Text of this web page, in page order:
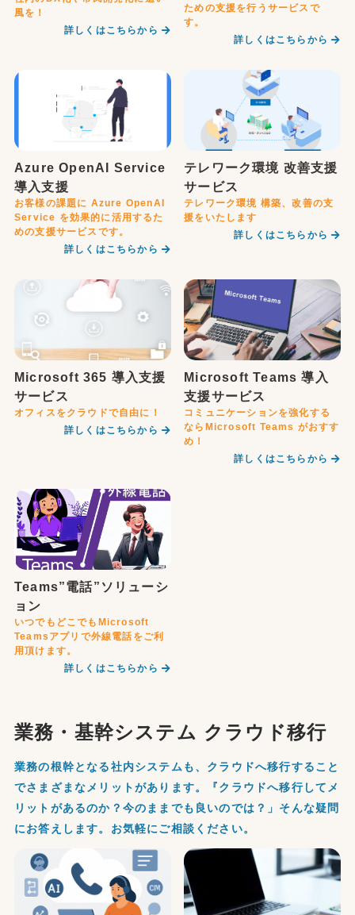
風を！
詳しくはこちらから
ための支援を行うサービスで
す。
詳しくはこちらから
Azure OpenAI Service
導入支援
お客様の課題に Azure OpenAI
Service を効果的に活用するた
めの支援サービスです。
詳しくはこちらから
テレワーク環境 改善支援
サービス
テレワーク環境 構築、改善の支
援をいたします
詳しくはこちらから
Microsoft 365 導入支援
サービス
オフィスをクラウドで自由に！
詳しくはこちらから
Microsoft Teams 導入
支援サービス
コミュニケーションを強化する
ならMicrosoft Teams がおすす
め！
詳しくはこちらから
Teams”電話”ソリューシ
ョン
いつでもどこでもMicrosoft
Teamsアプリで外線電話をご利
用頂けます。
詳しくはこちらから
業務・基幹システム クラウド移行
業務の根幹となる社内システムも、クラウドへ移行すること
でさまざまなメリットがあります。『クラウドへ移行してメ
リットがあるのか？今のままでも良いのでは？」そんな疑問
にお答えします。お気軽にご相談ください。